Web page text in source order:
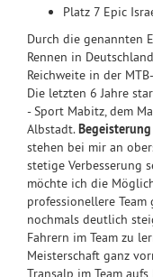
Platz 7 Epic
Durch die genannten
Rennen in
Reichweite in der
Die letzten 6 Jahre
- Sport Mabitz, dem
Albstadt.
stehen bei mir an
stetige Verbesserung
möchte ich die
professionellere
nochmals deutlich
Fahrern im Team zu
Meisterschaft ganz
Transalp im Team